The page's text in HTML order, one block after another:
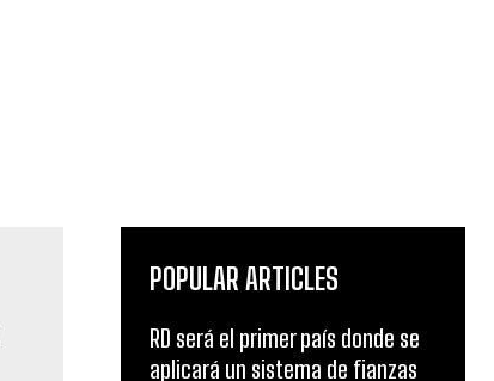
POPULAR ARTICLES
RD será el primer país donde se
aplicará un sistema de fianzas